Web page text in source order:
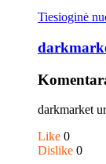
Tiesioginė
darkmarket
Like 0
Dislike 0